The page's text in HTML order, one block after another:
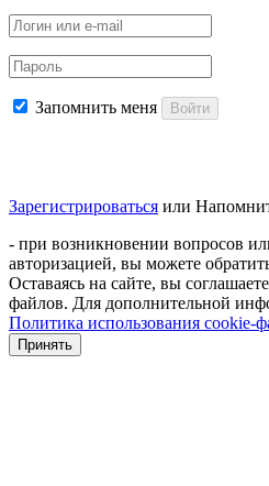
Запомнить меня Войти
Зарегистрироваться или
- при возникновении вопросов
авторизацией, вы можете
Оставаясь на сайте, вы
файлов. Для дополнительной
Политика использования cookie-
Принять